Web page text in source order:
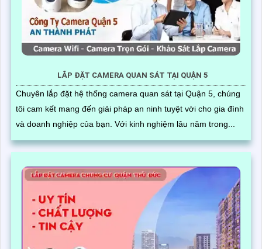
LẮP ĐẶT CAMERA QUAN SÁT TẠI QUẬN 5
Chuyên lắp đặt hệ thống camera quan sát tại Quận 5, chúng
tôi cam kết mang đến giải pháp an ninh tuyệt vời cho gia đình
và doanh nghiệp của bạn. Với kinh nghiệm lâu năm trong...